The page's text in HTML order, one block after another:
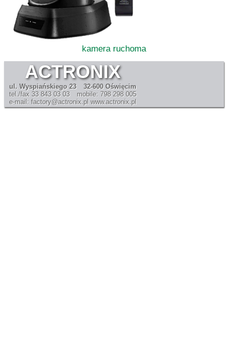
kamera ruchoma
ACTRONIX
ul. Wyspiańskiego 23
tel./fax 33 843 03 03
e-mail: factory@actronix.pl
32-600 Oświęcim
mobile: 798 298 005
www.actronix.pl